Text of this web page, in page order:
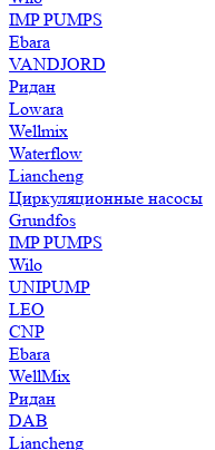
IMP PUMPS
Ebara
VANDJORD
Ридан
Lowara
Wellmix
Waterflow
Liancheng
Циркуляционные насосы
Grundfos
IMP PUMPS
Wilo
UNIPUMP
LEO
CNP
Ebara
WellMix
Ридан
DAB
Liancheng